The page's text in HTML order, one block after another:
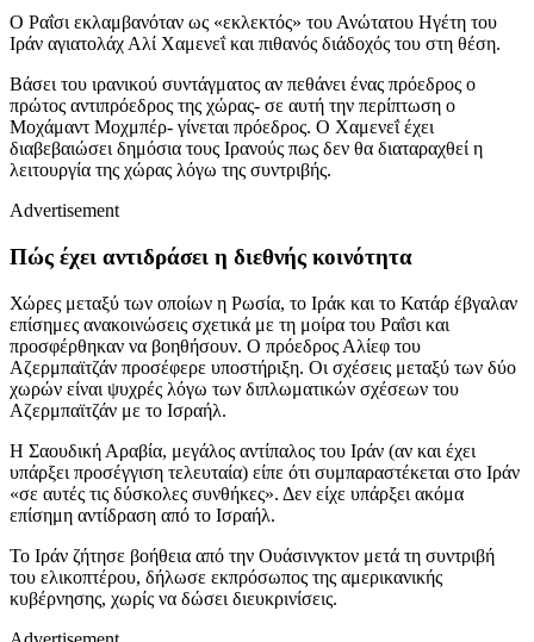
Ο Ραΐσι εκλαμβανόταν ως «εκλεκτός» του Ανώτατου Ηγέτη του
Ιράν αγιατολάχ Αλί Χαμενεΐ και πιθανός διάδοχός του στη θέση.
Βάσει του ιρανικού συντάγματος αν πεθάνει ένας πρόεδρος ο
πρώτος αντιπρόεδρος της χώρας- σε αυτή την περίπτωση ο
Μοχάμαντ Μοχμπέρ- γίνεται πρόεδρος. Ο Χαμενεΐ έχει
διαβεβαιώσει δημόσια τους Ιρανούς πως δεν θα διαταραχθεί η
λειτουργία της χώρας λόγω της συντριβής.
Advertisement
Πώς έχει αντιδράσει η διεθνής κοινότητα
Χώρες μεταξύ των οποίων η Ρωσία, το Ιράκ και το Κατάρ έβγαλαν
επίσημες ανακοινώσεις σχετικά με τη μοίρα του Ραΐσι και
προσφέρθηκαν να βοηθήσουν. Ο πρόεδρος Αλίεφ του
Αζερμπαϊτζάν προσέφερε υποστήριξη. Οι σχέσεις μεταξύ των δύο
χωρών είναι ψυχρές λόγω των διπλωματικών σχέσεων του
Αζερμπαϊτζάν με το Ισραήλ.
Η Σαουδική Αραβία, μεγάλος αντίπαλος του Ιράν (αν και έχει
υπάρξει προσέγγιση τελευταία) είπε ότι συμπαραστέκεται στο Ιράν
«σε αυτές τις δύσκολες συνθήκες». Δεν είχε υπάρξει ακόμα
επίσημη αντίδραση από το Ισραήλ.
Το Ιράν ζήτησε βοήθεια από την Ουάσινγκτον μετά τη συντριβή
του ελικοπτέρου, δήλωσε εκπρόσωπος της αμερικανικής
κυβέρνησης, χωρίς να δώσει διευκρινίσεις.